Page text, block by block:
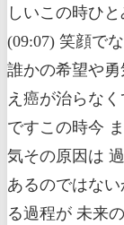
しいこの時ひ
(09:07) 笑顔で
誰かの希望や
え癌が治らな
ですこの時今
気その原因は
あるのではな
る過程が 未来